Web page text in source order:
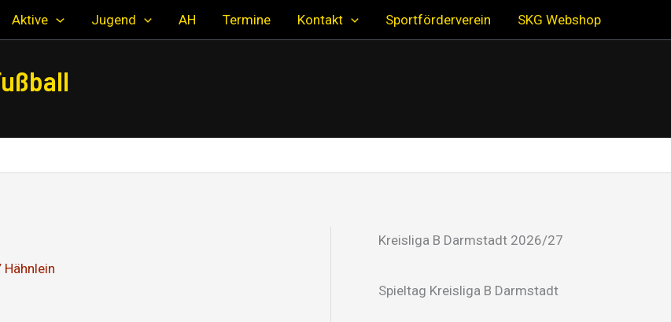
Aktive Jugend AH Termine Kontakt Sportförderverein SKG Webshop
Hähnlein
Kreisliga B Darmstadt 2026/27
Spieltag Kreisliga B Darmstadt